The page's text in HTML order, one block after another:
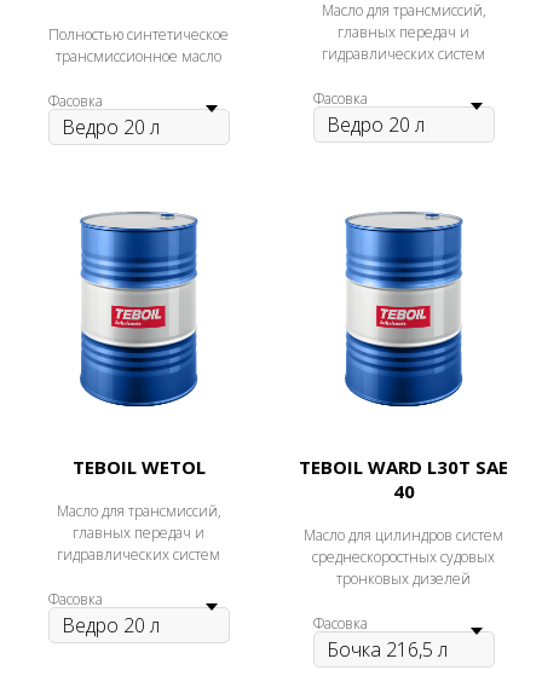
Полностью синтетическое
трансмиссионное масло
Фасовка
Масло для трансмиссий,
главных передач и
гидравлических систем
Фасовка
TEBOIL WETOL
Масло для трансмиссий,
главных передач и
гидравлических систем
Фасовка
TEBOIL WARD L30T SAE
40
Масло для цилиндров систем
среднескоростных судовых
тронковых дизелей
Фасовка